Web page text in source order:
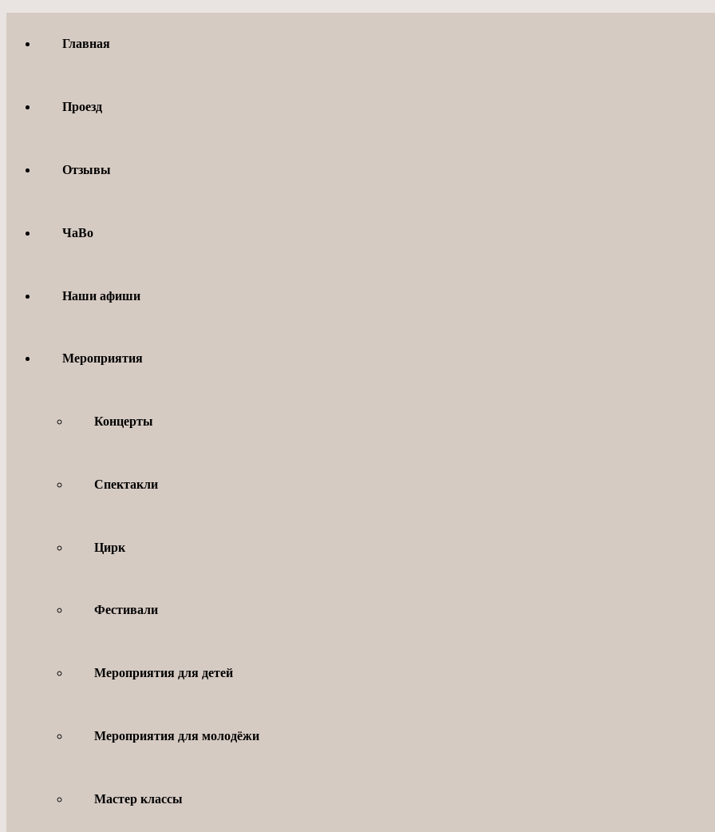
содержимомуГлавная
Проезд
Отзывы
ЧаВо
Наши афиши
Мероприятия
Концерты
Спектакли
Цирк
Фестивали
Мероприятия для детей
Мероприятия для молодёжи
Мастер классы